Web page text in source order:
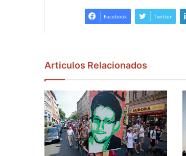
Facebook Twitter
Articulos Relacionados